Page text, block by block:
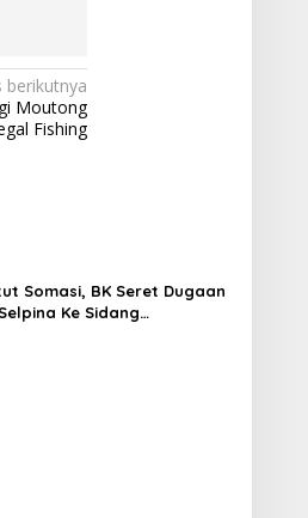
berikutnya
Moutong
Fishing
Somasi, BK Seret Dugaan
Ke Sidang